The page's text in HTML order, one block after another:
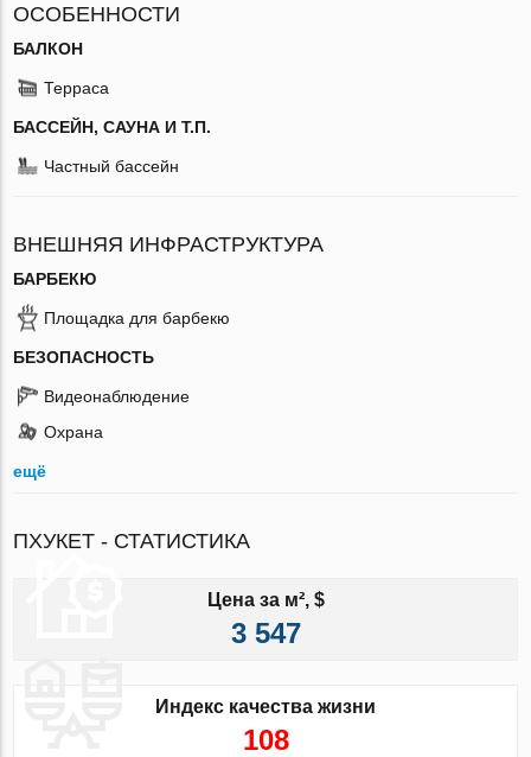
ОСОБЕННОСТИ
БАЛКОН
Терраса
БАССЕЙН, САУНА И Т.П.
Частный бассейн
ВНЕШНЯЯ ИНФРАСТРУКТУРА
БАРБЕКЮ
Площадка для барбекю
БЕЗОПАСНОСТЬ
Видеонаблюдение
Охрана
ещё
ПХУКЕТ - СТАТИСТИКА
Цена за м², $
3 547
Индекс качества жизни
108